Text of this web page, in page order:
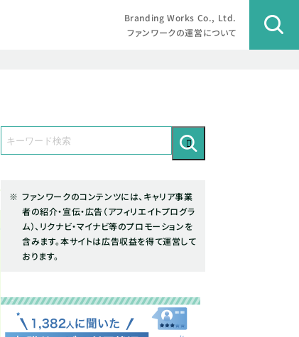
Branding Works Co., Ltd.
ファンワークの運営について
ファンワークのコンテンツには、キャリア事業
者の紹介・宣伝・広告（アフィリエイトプログラ
ム）、リクナビ・マイナビ等のプロモーションを
含みます。本サイトは広告収益を得て運営して
おります。